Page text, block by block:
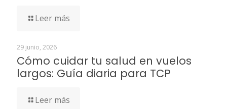
Leer más
29 junio, 2026
Cómo cuidar tu salud en vuelos
largos: Guía diaria para TCP
Leer más